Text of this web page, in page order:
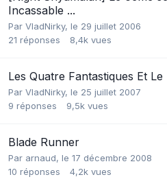
Incassable ...
Par VladNirky, le 29 juillet 2006
21 réponses 8,4k vues
Les Quatre Fantastiques Et
Par VladNirky, le 25 juillet 2007
9 réponses 9,5k vues
Blade Runner
Par arnaud, le 17 décembre 2008
10 réponses 4,2k vues